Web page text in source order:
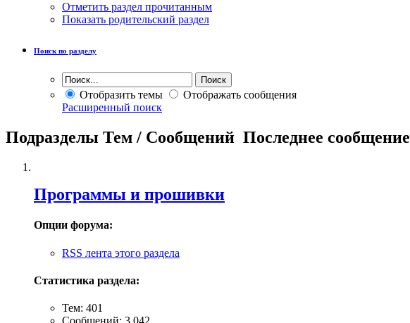
Отметить раздел прочитанным
Показать родительский раздел
Поиск по разделу
Отобразить темы
Отображать сообщения
Расширенный поиск
Подразделы Тем / Сообщений Последнее сообщение
Программы и прошивки
Опции форума:
RSS лента этого раздела
Статистика раздела:
Тем: 401